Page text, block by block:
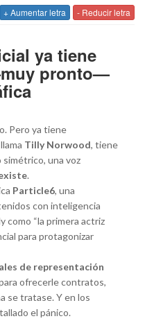
+ Aumentar letra - Reducir letra
ya tiene
pronto—
Pero ya tiene
Tilly Norwood, tiene
simétrico, una voz
.
Particle6, una
con inteligencia
como “la primera actriz
para protagonizar
de representación
ofrecerle contratos,
se tratase. Y en los
el pánico.